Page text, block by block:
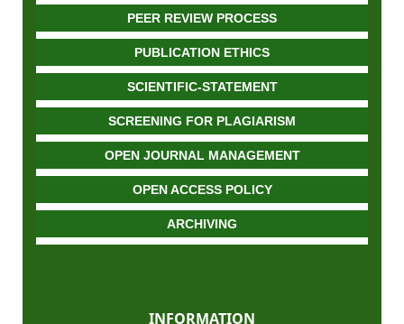
PEER REVIEW PROCESS
PUBLICATION ETHICS
SCIENTIFIC-STATEMENT
SCREENING FOR PLAGIARISM
OPEN JOURNAL MANAGEMENT
OPEN ACCESS POLICY
ARCHIVING
INFORMATION